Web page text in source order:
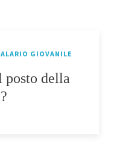
GIOVANILE
posto della